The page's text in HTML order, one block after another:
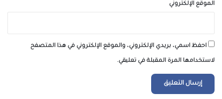
الموقع الإلكتروني
احفظ اسمي، بريدي الإلكتروني، والموقع الإلكتروني في هذا المتصفح
لاستخدامها المرة المقبلة في تعليقي.